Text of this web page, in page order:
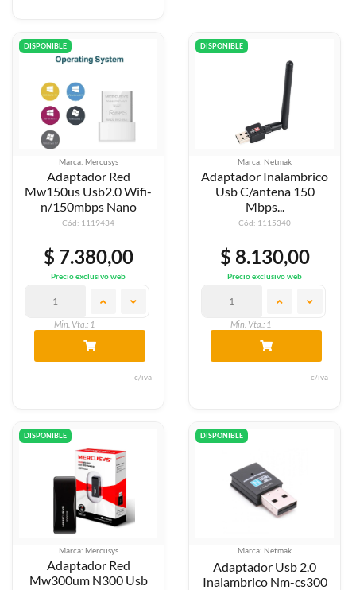
DISPONIBLE
Marca: Mercusys
Adaptador Red
Mw150us Usb2.0 Wifi-
n/150mbps Nano
Cód: 1119434
$ 7.380,00
Precio exclusivo web
Min. Vta.: 1
c/iva
DISPONIBLE
Marca: Netmak
Adaptador Inalambrico
Usb C/antena 150
Mbps...
Cód: 1115340
$ 8.130,00
Precio exclusivo web
Min. Vta.: 1
c/iva
DISPONIBLE
Marca: Mercusys
Adaptador Red
Mw300um N300 Usb
DISPONIBLE
Marca: Netmak
Adaptador Usb 2.0
Inalambrico Nm-cs300